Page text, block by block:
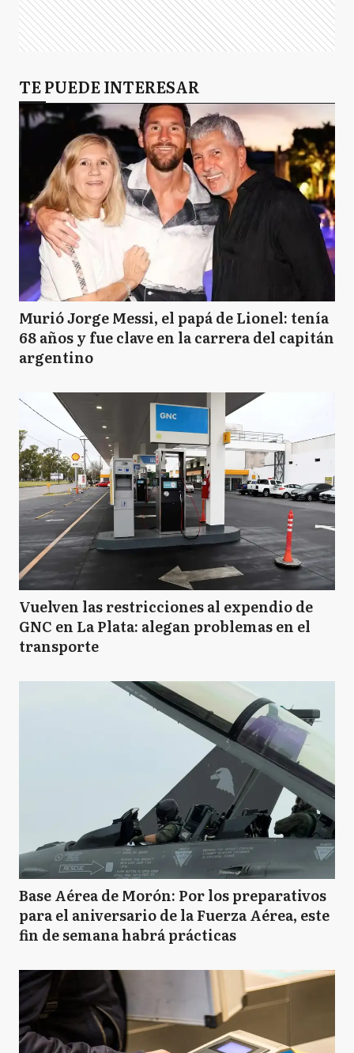
TE PUEDE INTERESAR
Murió Jorge Messi, el papá de Lionel: tenía
68 años y fue clave en la carrera del capitán
argentino
Vuelven las restricciones al expendio de
GNC en La Plata: alegan problemas en el
transporte
Base Aérea de Morón: Por los preparativos
para el aniversario de la Fuerza Aérea, este
fin de semana habrá prácticas